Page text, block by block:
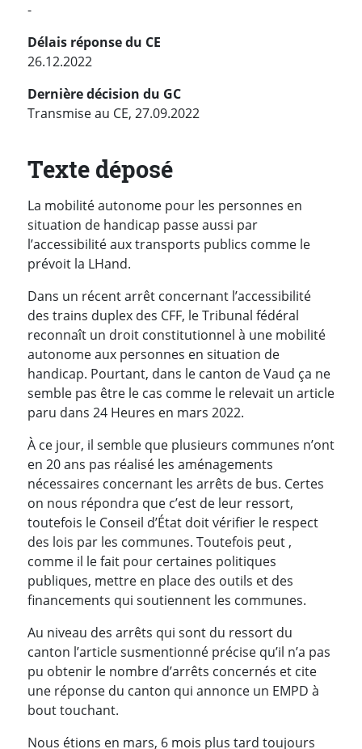
-
Délais réponse du CE
26.12.2022
Dernière décision du GC
Transmise au CE, 27.09.2022
Texte déposé
La mobilité autonome pour les personnes en
situation de handicap passe aussi par
l’accessibilité aux transports publics comme le
prévoit la LHand.
Dans un récent arrêt concernant l’accessibilité
des trains duplex des CFF, le Tribunal fédéral
reconnaît un droit constitutionnel à une mobilité
autonome aux personnes en situation de
handicap. Pourtant, dans le canton de Vaud ça ne
semble pas être le cas comme le relevait un article
paru dans 24 Heures en mars 2022.
À ce jour, il semble que plusieurs communes n’ont
en 20 ans pas réalisé les aménagements
nécessaires concernant les arrêts de bus. Certes
on nous répondra que c’est de leur ressort,
toutefois le Conseil d’État doit vérifier le respect
des lois par les communes. Toutefois peut ,
comme il le fait pour certaines politiques
publiques, mettre en place des outils et des
financements qui soutiennent les communes.
Au niveau des arrêts qui sont du ressort du
canton l’article susmentionné précise qu’il n’a pas
pu obtenir le nombre d’arrêts concernés et cite
une réponse du canton qui annonce un EMPD à
bout touchant.
Nous étions en mars, 6 mois plus tard toujours